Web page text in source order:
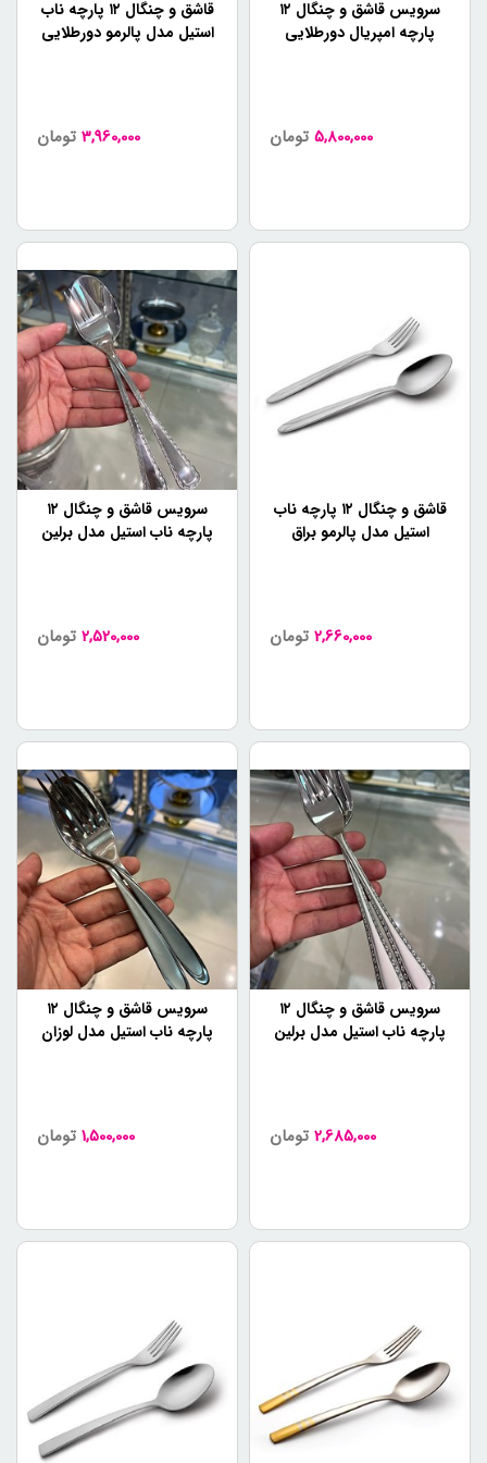
بسته به جمعیت خانواده شما، تعداد لوازم سرویس قاشق و
چنگالی که برای خرید در نظر می‌گیرید متفاوت است. برای
حالی که طرح‌های خلاقانه و جذاب برای جمع‌های کوچک و
نهایتاً، قیمت سرویس قاشق و چنگال نیز باید در نظر گرفته شود.
این لوازم خانگی در بازار با قیمت‌های مختلفی عرضه می‌شوند.
برای خرید بهترین محصول با قیمت مناسب، پیشنهاد ما این
است که تحقیق کنید و قیمت‌ها را با یکدیگر مقایسه کنید.
در این بخش از هوم شلف
، به بررسی انواع سرویس قاشق و
چنگال و راهنمای خرید آن‌ها پرداختیم. همانطور که دیدیم،
انتخاب درست سرویس قاشق و چنگال می‌تواند ظاهر شما را
سرویس قاشق و چنگال ۱۲
پارچه امپریال دورطلایی
5,800,000 تومان
قاشق و چنگال ۱۲ پارچه ناب
استیل مدل پالرمو دورطلایی
3,960,000 تومان
قاشق و چنگال ۱۲ پارچه ناب
استیل مدل پالرمو براق
2,660,000 تومان
سرویس قاشق و چنگال ۱۲
پارچه ناب استیل مدل برلین
2,520,000 تومان
سرویس قاشق و چنگال ۱۲
پارچه ناب استیل مدل برلین
2,685,000 تومان
سرویس قاشق و چنگال ۱۲
پارچه ناب استیل مدل لوزان
1,500,000 تومان